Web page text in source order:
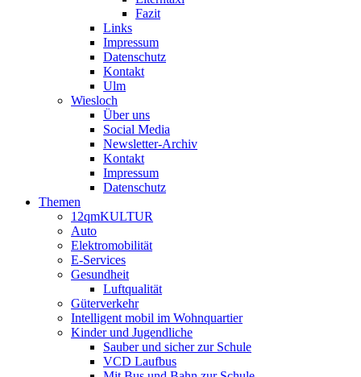
Fazit
Links
Impressum
Datenschutz
Kontakt
Ulm
Wiesloch
Über uns
Social Media
Newsletter-Archiv
Kontakt
Impressum
Datenschutz
Themen
12qmKULTUR
Auto
Elektromobilität
E-Services
Gesundheit
Luftqualität
Güterverkehr
Intelligent mobil im Wohnquartier
Kinder und Jugendliche
Sauber und sicher zur Schule
VCD Laufbus